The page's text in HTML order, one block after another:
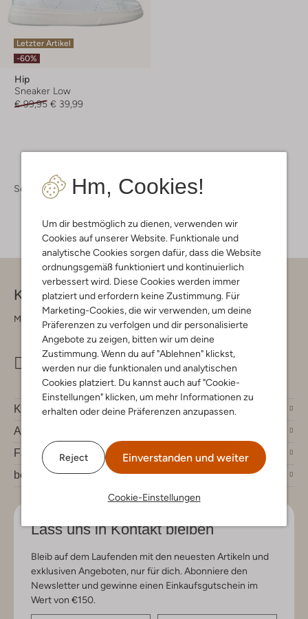
Hm, Cookies!
Um dir bestmöglich zu dienen, verwenden wir
Cookies auf unserer Website. Funktionale und
analytische Cookies sorgen dafür, dass die Website
ordnungsgemäß funktioniert und kontinuierlich
verbessert wird. Diese Cookies werden immer
platziert und erfordern keine Zustimmung. Für
Marketing-Cookies, die wir verwenden, um deine
Präferenzen zu verfolgen und dir personalisierte
Angebote zu zeigen, bitten wir um deine
Zustimmung. Wenn du auf "Ablehnen" klickst,
werden nur die funktionalen und analytischen
Cookies platziert. Du kannst auch auf "Cookie-
Einstellungen" klicken, um mehr Informationen zu
erhalten oder deine Präferenzen anzupassen.
Reject Einverstanden und weiter
Cookie-Einstellungen
Letzter Artikel
-60%
Hip
Sneaker Low
€ 99,95 € 39,99
Schuhe Kinderschuhe Kinderschuhe Mädchen
Kontakt
Montag - Freitag 09:00 - 17:00 uur
info@omoda.de
Kundenservice
Account
Fashion News
bei Omoda
Lass uns in Kontakt bleiben
Bleib auf dem Laufenden mit den neuesten Artikeln und
exklusiven Angeboten, nur für dich. Abonniere den
Newsletter und gewinne einen Einkaufsgutschein im
Wert von €150.